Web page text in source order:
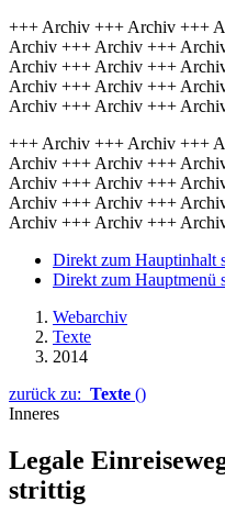
+++ Archiv +++ Archiv +++
Archiv +++ Archiv +++
Archiv +++ Archiv +++
Archiv +++ Archiv +++
Archiv +++ Archiv +++
+++ Archiv +++ Archiv +++
Archiv +++ Archiv +++
Archiv +++ Archiv +++
Archiv +++ Archiv +++
Archiv +++ Archiv +++
Direkt zum Hauptinhalt
Direkt zum Hauptmenü
Webarchiv
Texte
2014
zurück zu: Texte ()
Inneres
Legale
strittig